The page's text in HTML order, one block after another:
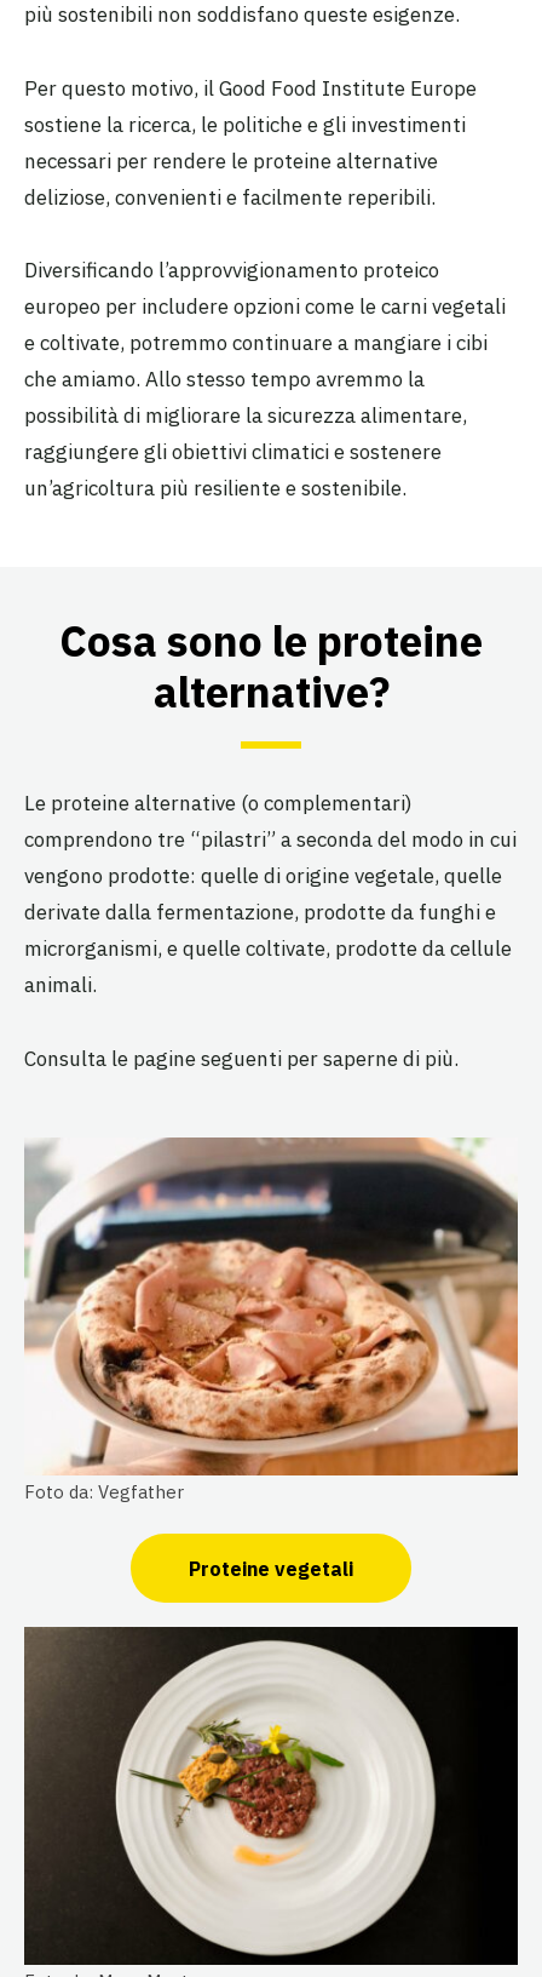
più sostenibili non soddisfano queste esigenze.
Per questo motivo, il Good Food Institute Europe
sostiene la ricerca, le politiche e gli investimenti
necessari per rendere le proteine alternative
deliziose, convenienti e facilmente reperibili.
Diversificando l’approvvigionamento proteico
europeo per includere opzioni come le carni vegetali
e coltivate, potremmo continuare a mangiare i cibi
che amiamo. Allo stesso tempo avremmo la
possibilità di migliorare la sicurezza alimentare,
raggiungere gli obiettivi climatici e sostenere
un’agricoltura più resiliente e sostenibile.
Cosa sono le proteine
alternative?
Le proteine alternative (o complementari)
comprendono tre “pilastri” a seconda del modo in cui
vengono prodotte: quelle di origine vegetale, quelle
derivate dalla fermentazione, prodotte da funghi e
microrganismi, e quelle coltivate, prodotte da cellule
animali.
Consulta le pagine seguenti per saperne di più.
Foto da: Vegfather
Proteine vegetali